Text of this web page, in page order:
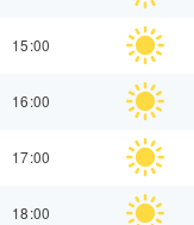
15:00
16:00
17:00
18:00